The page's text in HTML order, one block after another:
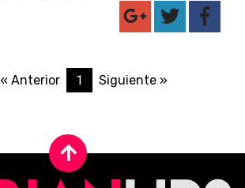
« Anterior 1 Siguiente »